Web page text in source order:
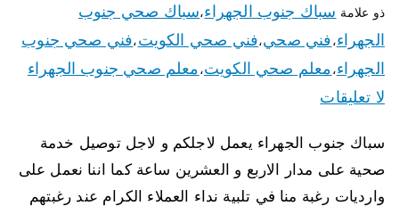
ذو علامة سباك جنوب الجهراء،سباك صحي جنوب
الجهراء،فني صحي،فني صحي الكويت،فني صحي جنوب
الجهراء،معلم صحي الكويت،معلم صحي جنوب الجهراء
لا تعليقات
سباك جنوب الجهراء يعمل لاجلكم و لاجل توصيل خدمة
صحية على مدار الاربع و العشرين ساعة كما اننا نعمل على
وارديات رغبة منا في تلبية نداء العملاء الكرام عند رغبتهم